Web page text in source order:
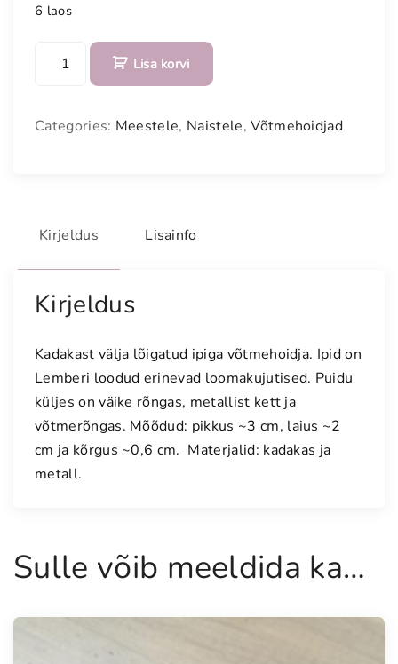
6 laos
m
d
a
"
M
m
m
i
"
k
o
Lisa korvi
Categories: Meestele, Naistele,Võtmehoidjad
Kirjeldus Lisainfo
Kirjeldus
Kadakast välja lõigatud ipiga võtmehoidja. Ipid on
Lemberi loodud erinevad loomakujutised. Puidu
küljes on väike rõngas, metallist kett ja
võtmerõngas. Mõõdud: pikkus ~3 cm, laius ~2
cm ja kõrgus ~0,6 cm. Materjalid: kadakas ja
metall.
Sulle võib meeldida ka…